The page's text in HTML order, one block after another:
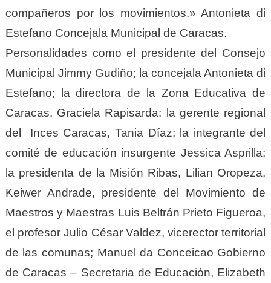
compañeros por los movimientos.» Antonieta di
Estefano Concejala Municipal de Caracas.
Personalidades como el presidente del Consejo
Municipal Jimmy Gudiño; la concejala Antonieta di
Estefano; la directora de la Zona Educativa de
Caracas, Graciela Rapisarda: la gerente regional
del Inces Caracas, Tania Díaz; la integrante del
comité de educación insurgente Jessica Asprilla;
la presidenta de la Misión Ribas, Lilian Oropeza,
Keiwer Andrade, presidente del Movimiento de
Maestros y Maestras Luis Beltrán Prieto Figueroa,
el profesor Julio César Valdez, vicerector territorial
de las comunas; Manuel da Conceicao Gobierno
de Caracas – Secretaria de Educación, Elizabeth